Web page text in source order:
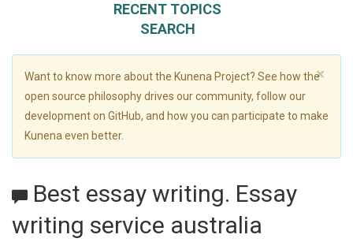
RECENT TOPICS
SEARCH
×
Want to know more about the Kunena Project? See how the
open source philosophy drives our community, follow our
development on GitHub, and how you can participate to make
Kunena even better.
Best essay writing. Essay
writing service australia